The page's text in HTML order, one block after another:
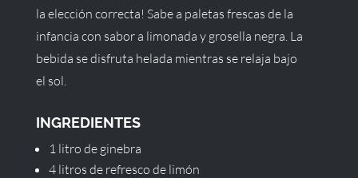
la elección correcta! Sabe a paletas frescas de la
infancia con sabor a limonada y grosella negra. La
bebida se disfruta helada mientras se relaja bajo
el sol.
INGREDIENTES
1 litro de ginebra
4 litros de refresco de limón